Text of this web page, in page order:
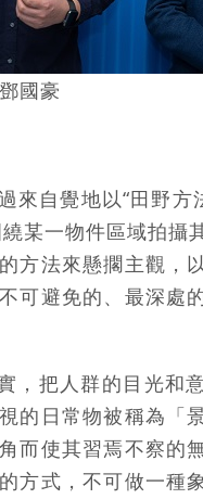
國豪
自覺地以“田野方
某一物件區域拍
方法來懸擱主觀，
可避免的、最深處
，把人群的目光和
的日常物被稱為「
而使其習焉不察的
方式，不可做一種